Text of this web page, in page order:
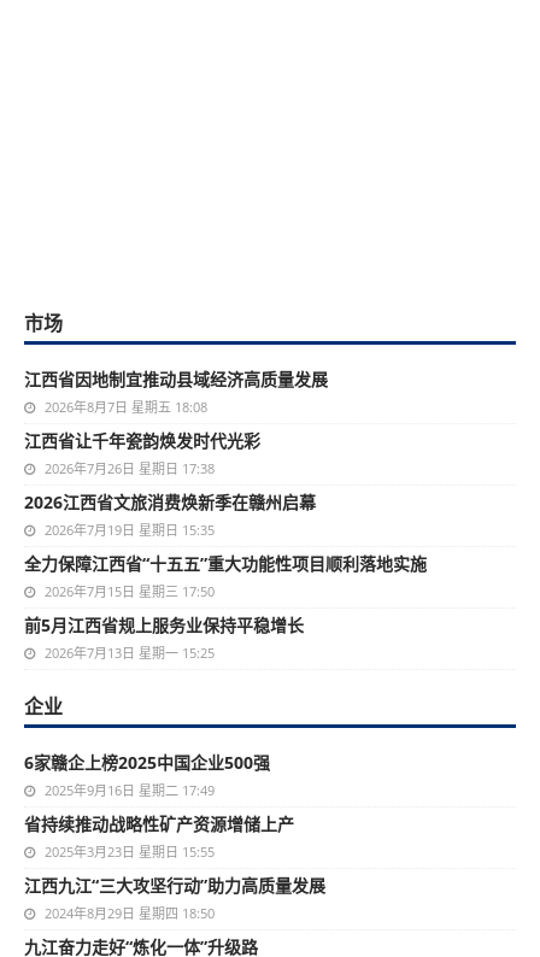
市场
江西省因地制宜推动县域经济高质量发展
2026年8月7日 星期五 18:08
江西省让千年瓷韵焕发时代光彩
2026年7月26日 星期日 17:38
2026江西省文旅消费焕新季在赣州启幕
2026年7月19日 星期日 15:35
全力保障江西省“十五五”重大功能性项目顺利落地实施
2026年7月15日 星期三 17:50
前5月江西省规上服务业保持平稳增长
2026年7月13日 星期一 15:25
企业
6家赣企上榜2025中国企业500强
2025年9月16日 星期二 17:49
省持续推动战略性矿产资源增储上产
2025年3月23日 星期日 15:55
江西九江“三大攻坚行动”助力高质量发展
2024年8月29日 星期四 18:50
九江奋力走好“炼化一体”升级路